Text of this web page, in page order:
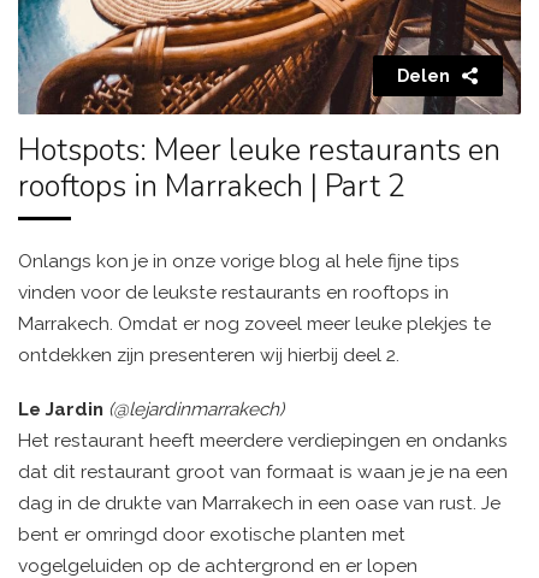
Delen
Hotspots: Meer leuke restaurants en
rooftops in Marrakech | Part 2
Onlangs kon je in onze vorige blog al hele fijne tips
vinden voor de leukste restaurants en rooftops in
Marrakech. Omdat er nog zoveel meer leuke plekjes te
ontdekken zijn presenteren wij hierbij deel 2.
Le Jardin (@lejardinmarrakech)
Het restaurant heeft meerdere verdiepingen en ondanks
dat dit restaurant groot van formaat is waan je je na een
dag in de drukte van Marrakech in een oase van rust. Je
bent er omringd door exotische planten met
vogelgeluiden op de achtergrond en er lopen